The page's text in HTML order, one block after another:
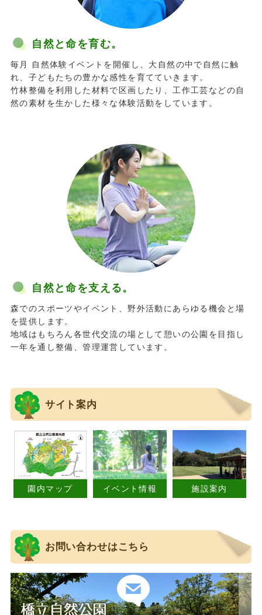
自然と命を育む。
毎月 自然体験イベントを開催し、大自然の中で自然に触
れ、子どもたちの豊かな感性を育てていきます。
竹林整備を利用した材料で区画したり、工作工芸などの自
然の素材を生かした様々な体験活動をしています。
自然と命を支える。
森でのスポーツやイベント、野外活動にあらゆる機会と場
を提供します。
地域はもちろん各世代交流の場として憩いの公園を目指し
一年を通し整備、管理運営しています。
サイト案内
園内マップ イベント情報 施設案内
お問い合わせはこちら